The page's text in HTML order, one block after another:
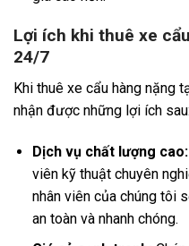
Lợi ích khi thuê xe
24/7
Khi thuê xe cẩu hàng nặng
nhận được những lợi ích sau:
Dịch vụ chất lượng cao:
viên kỹ thuật chuyên
nhân viên của chúng tôi
an toàn và nhanh chóng.